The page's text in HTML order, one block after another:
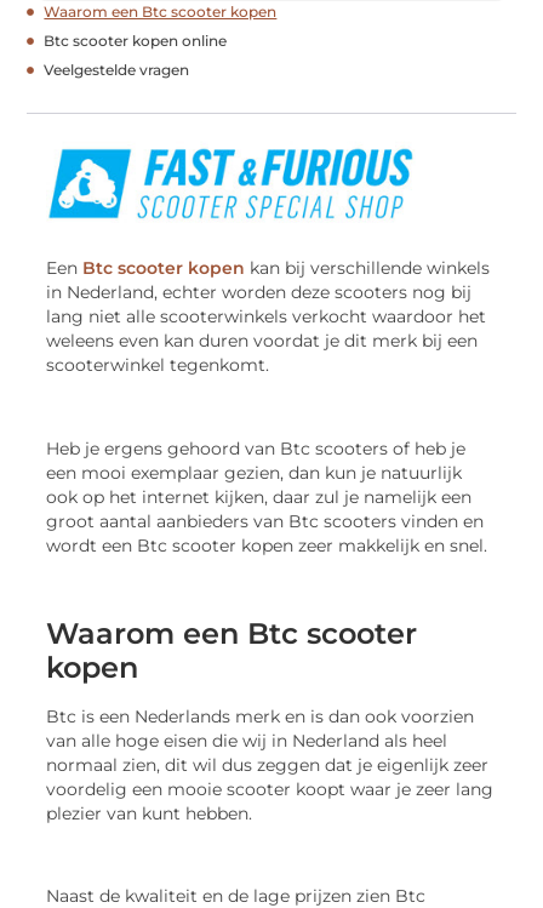
Waarom een Btc scooter kopen
Btc scooter kopen online
Veelgestelde vragen
Een Btc scooter kopen kan bij verschillende winkels
in Nederland, echter worden deze scooters nog bij
lang niet alle scooterwinkels verkocht waardoor het
weleens even kan duren voordat je dit merk bij een
scooterwinkel tegenkomt.
Heb je ergens gehoord van Btc scooters of heb je
een mooi exemplaar gezien, dan kun je natuurlijk
ook op het internet kijken, daar zul je namelijk een
groot aantal aanbieders van Btc scooters vinden en
wordt een Btc scooter kopen zeer makkelijk en snel.
Waarom een Btc scooter
kopen
Btc is een Nederlands merk en is dan ook voorzien
van alle hoge eisen die wij in Nederland als heel
normaal zien, dit wil dus zeggen dat je eigenlijk zeer
voordelig een mooie scooter koopt waar je zeer lang
plezier van kunt hebben.
Naast de kwaliteit en de lage prijzen zien Btc